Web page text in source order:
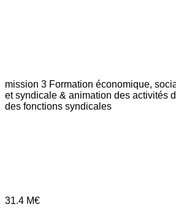
mission 3 Formation économique,
et syndicale & animation des activités
des fonctions syndicales
31.4 M€